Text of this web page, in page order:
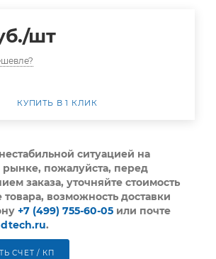
/шт
КУПИТЬ В 1 КЛИК
ситуацией на
пожалуйста, перед
заказа, уточняйте стоимость
товара, возможность доставки
+7 (499) 755-60-05 или почте
.
СЧЕТ / КП